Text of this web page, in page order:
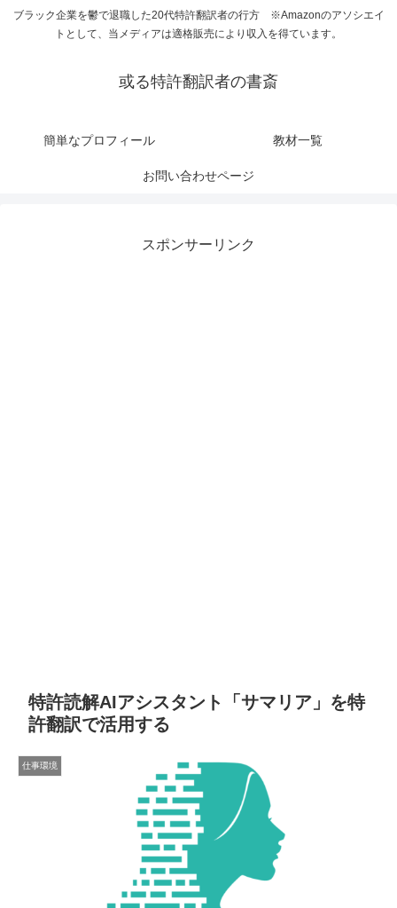
ブラック企業を鬱で退職した20代特許翻訳者の行方 ※Amazonのアソシエイ
トとして、当メディアは適格販売により収入を得ています。
或る特許翻訳者の書斎
簡単なプロフィール 教材一覧
お問い合わせページ
スポンサーリンク
特許読解AIアシスタント「サマリア」を特
許翻訳で活用する
仕事環境